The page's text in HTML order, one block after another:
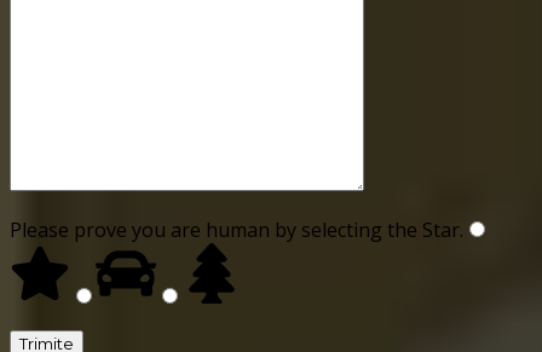
Please prove you are human by selecting the Star.